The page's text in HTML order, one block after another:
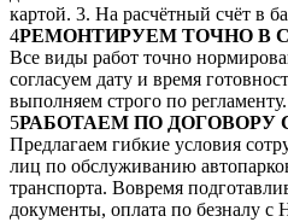
картой. 3. На расчётный счёт в
4РЕМОНТИРУЕМ ТОЧНО В
Все виды работ точно
согласуем дату и время
выполняем строго по регламенту.
5РАБОТАЕМ ПО ДОГОВОРУ
Предлагаем гибкие условия
лиц по обслуживанию
транспорта. Вовремя
документы, оплата по безналу с